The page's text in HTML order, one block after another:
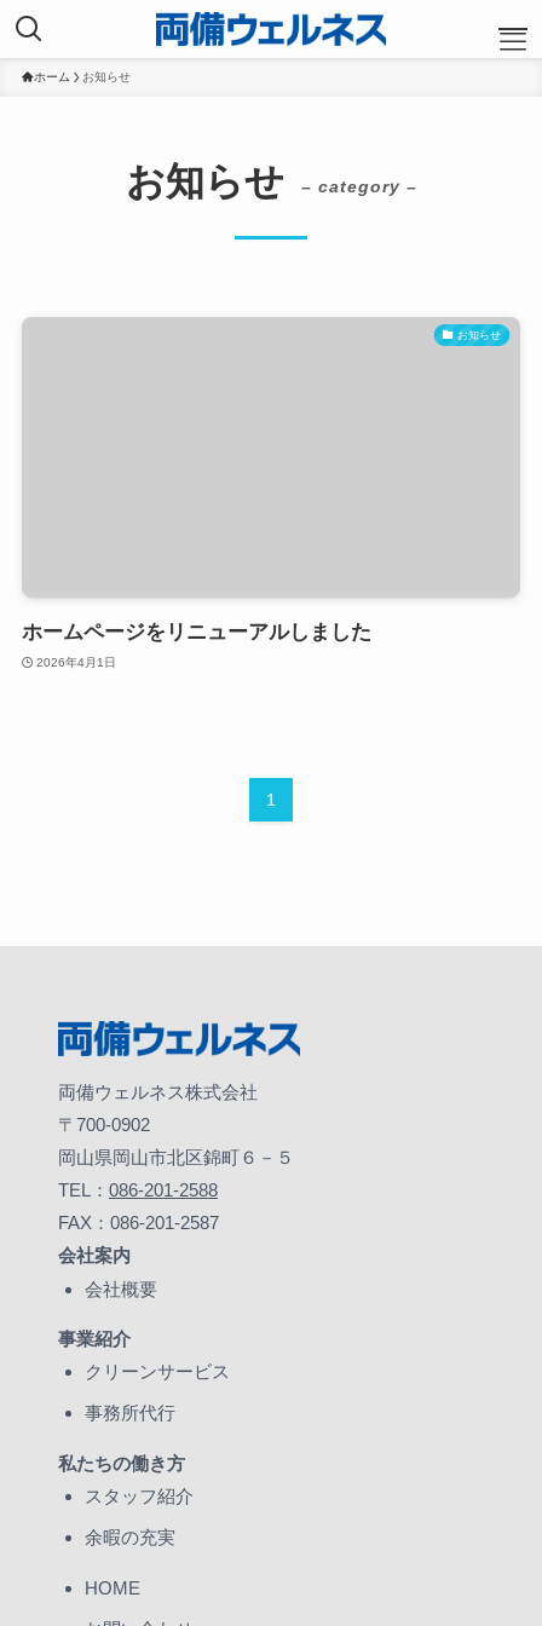
会社案内
会社概要
ホーム お知らせ
お知らせ – category –
お知らせ
ホームページをリニューアルしました
2026年4月1日
1
両備ウェルネス株式会社
〒700-0902
岡山県岡山市北区錦町６－５
TEL： 086-201-2588
FAX：086-201-2587
会社案内
会社概要
事業紹介
クリーンサービス
事務所代行
私たちの働き方
スタッフ紹介
余暇の充実
HOME